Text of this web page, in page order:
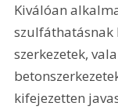
Kiválóan
szulfáthatásnak
szerkezetek,
kifejezetten